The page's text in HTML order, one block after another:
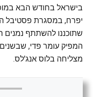
בישראל בחודש הבא
יפרח, במסגרת פסטיבל
שתוכננו להשתתף נמנים
המפיק עומר פדי,
מצליחה בלוס אנג'לס.